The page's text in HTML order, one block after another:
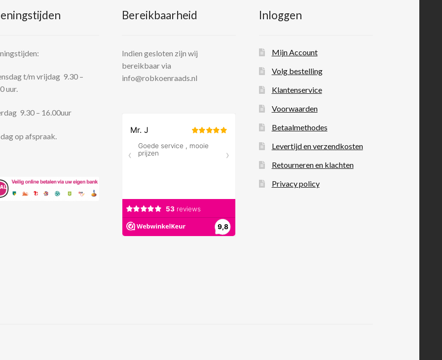
t/m vrijdag 9.30 –
uur.
9.30 – 16.00uur
op afspraak.
Bereikbaarheid
Indien gesloten zijn wij
bereikbaar via
info@robkoenraads.nl
Inloggen
Mijn Account
Volg bestelling
Klantenservice
Voorwaarden
Betaalmethodes
Levertijd en verzendkosten
Retourneren en klachten
Privacy policy